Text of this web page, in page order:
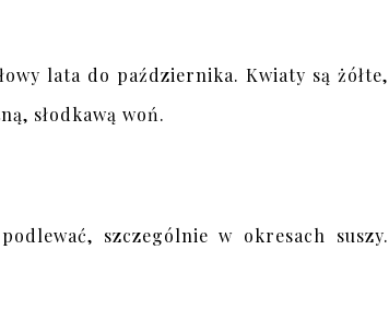
lata do października. Kwiaty są żółte,
słodkawą woń.
szczególnie w okresach suszy.